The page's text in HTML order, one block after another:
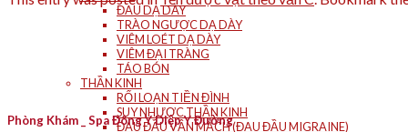
ĐAU DẠ DÀY
TRÀO NGƯỢC DẠ DÀY
VIÊM LOÉT DẠ DÀY
VIÊM ĐẠI TRÀNG
TÁO BÓN
THẦN KINH
RỐI LOẠN TIỀN ĐÌNH
SUY NHƯỢC THẦN KINH
ĐAU ĐẦU VẬN MẠCH (ĐAU ĐẦU MIGRAINE)
Phòng Khám _ Spa Đông Y Diệp Y Đường